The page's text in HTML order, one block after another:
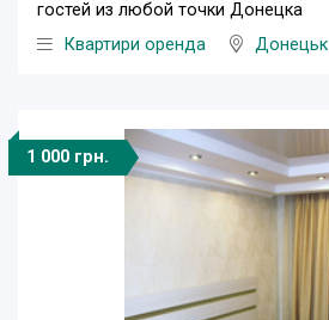
гостей из любой точки Донецка
Квартири оренда
Донецьк
1 000 грн.